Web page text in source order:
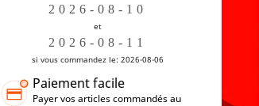
et
si vous commandez le: 2026-08-06
Paiement facile
Payer vos articles commandés au